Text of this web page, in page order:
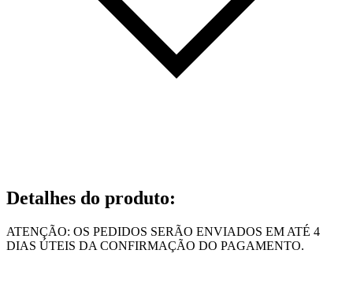
Detalhes do produto:
ATENÇÃO: OS PEDIDOS SERÃO ENVIADOS EM ATÉ 4
DIAS ÚTEIS DA CONFIRMAÇÃO DO PAGAMENTO.